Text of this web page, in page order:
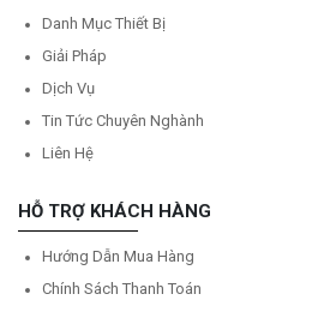
Danh Mục Thiết Bị
Giải Pháp
Dịch Vụ
Tin Tức Chuyên Nghành
Liên Hệ
HỖ TRỢ KHÁCH HÀNG
Hướng Dẫn Mua Hàng
Chính Sách Thanh Toán